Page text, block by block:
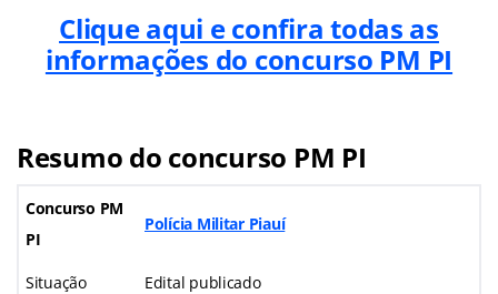
Clique aqui e confira todas as
informações do concurso PM PI
Resumo do concurso PM PI
Concurso PM
PI
Polícia Militar Piauí
Situação Edital publicado